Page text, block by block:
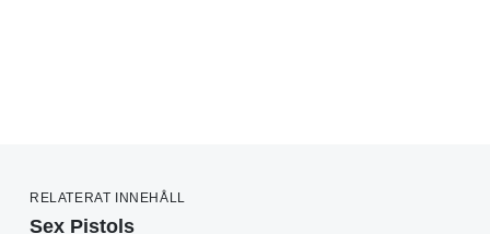
RELATERAT INNEHÅLL
Sex Pistols